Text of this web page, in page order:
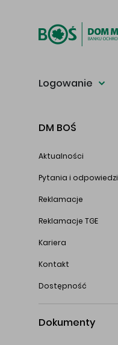
Logowanie
DM BOŚ
Aktualności
Pytania i odpowiedzi
Reklamacje
Reklamacje TGE
Kariera
Kontakt
Dostępność
Dokumenty